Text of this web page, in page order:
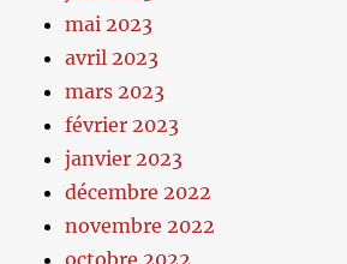
mai 2023
avril 2023
mars 2023
février 2023
janvier 2023
décembre 2022
novembre 2022